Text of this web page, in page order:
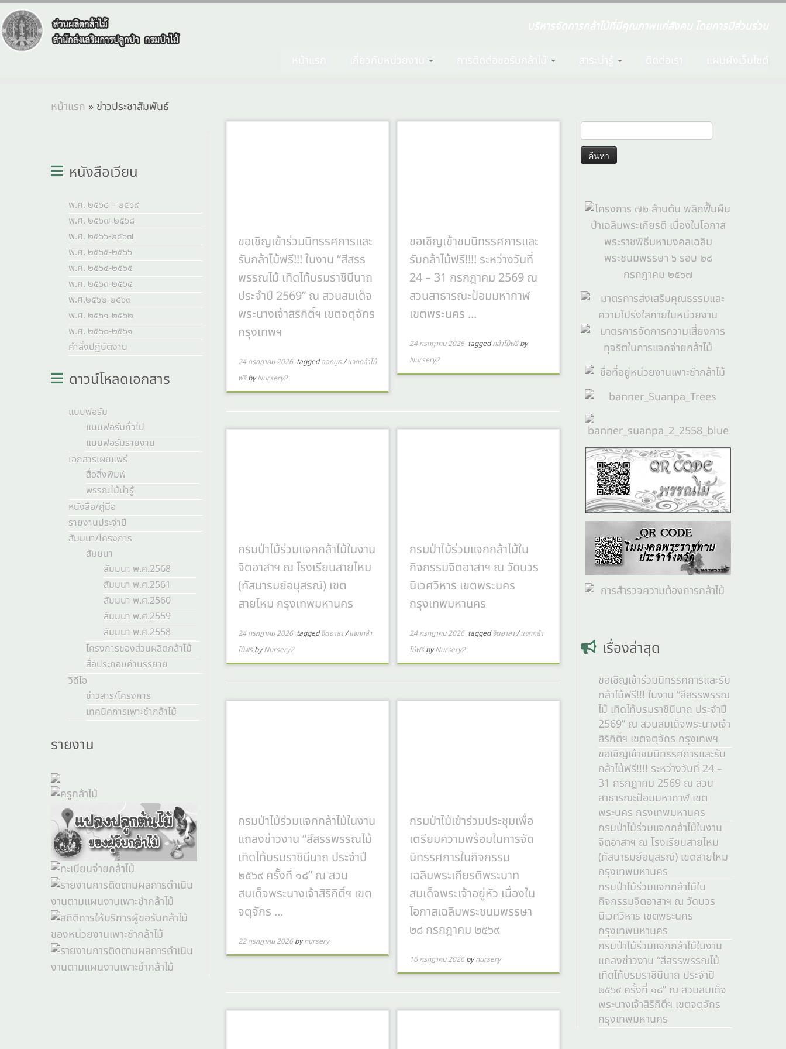
การติดต่อขอรับกล้าไม้ ติดต่อเรา แผนผังเว็บไซต์
หน้าแรก » ข่าวประชาสัมพันธ์
หนังสือเวียน
พ.ศ. ๒๕๖๘ – ๒๕๖๙
พ.ศ. ๒๕๖๗-๒๕๖๘
พ.ศ. ๒๕๖๖-๒๕๖๗
พ.ศ. ๒๕๖๕-๒๕๖๖
พ.ศ. ๒๕๖๔-๒๕๖๕
พ.ศ. ๒๕๖๓-๒๕๖๔
พ.ศ.๒๕๖๒-๒๕๖๓
พ.ศ. ๒๕๖๑-๒๕๖๒
พ.ศ. ๒๕๖๐-๒๕๖๑
คำสั่งปฏิบัติงาน
ดาวน์โหลดเอกสาร
แบบฟอร์ม
แบบฟอร์มทั่วไป
แบบฟอร์มรายงาน
เอกสารเผยแพร่
สื่อสิ่งพิมพ์
พรรณไม้น่ารู้
หนังสือ/คู่มือ
รายงานประจำปี
สัมมนา/โครงการ
สัมมนา
สัมมนา พ.ศ.2568
สัมมนา พ.ศ.2561
สัมมนา พ.ศ.2560
สัมมนา พ.ศ.2559
สัมมนา พ.ศ.2558
โครงการของส่วนผลิตกล้าไม้
สื่อประกอบคำบรรยาย
วิดีโอ
ข่าวสาร/โครงการ
เทคนิคการเพาะชำกล้าไม้
รายงาน
ขอเชิญเข้าร่วมนิทรรศการและ
รับกล้าไม้ฟรี!!! ในงาน “สีสรร
พรรณไม้ เทิดไท้บรมราชินีนาถ
ประจำปี 2569” ณ สวนสมเด็จ
พระนางเจ้าสิริกิติ์ฯ เขตจตุจักร
กรุงเทพฯ
24 กรกฎาคม 2026taggedออกบูธ/แจกกล้าไม้
ฟรีbyNursery2
ขอเชิญเข้าชมนิทรรศการและ
รับกล้าไม้ฟรี!!!! ระหว่างวันที่
24 – 31 กรกฎาคม 2569 ณ
สวนสาธารณะป้อมมหากาฬ
เขตพระนคร ...
24 กรกฎาคม 2026taggedกล้าไม้ฟรีby
Nursery2
กรมป่าไม้ร่วมแจกกล้าไม้ในงาน
จิตอาสาฯ ณ โรงเรียนสายไหม
(ทัสนารมย์อนุสรณ์) เขต
สายไหม กรุงเทพมหานคร
24 กรกฎาคม 2026taggedจิตอาสา/แจกกล้า
ไม้ฟรีbyNursery2
กรมป่าไม้ร่วมแจกกล้าไม้ใน
กิจกรรมจิตอาสาฯ ณ วัดบวร
นิเวศวิหาร เขตพระนคร
กรุงเทพมหานคร
24 กรกฎาคม 2026taggedจิตอาสา/แจกกล้า
ไม้ฟรีbyNursery2
กรมป่าไม้ร่วมแจกกล้าไม้ในงาน
แถลงข่าวงาน “สีสรรพรรณไม้
เทิดไท้บรมราชินีนาถ ประจำปี
๒๕๖๙ ครั้งที่ ๑๘” ณ สวน
สมเด็จพระนางเจ้าสิริกิติ์ฯ เขต
จตุจักร ...
22 กรกฎาคม 2026 bynursery
กรมป่าไม้เข้าร่วมประชุมเพื่อ
เตรียมความพร้อมในการจัด
นิทรรศการในกิจกรรม
เฉลิมพระเกียรติพระบาท
สมเด็จพระเจ้าอยู่หัว เนื่องใน
โอกาสเฉลิมพระชนมพรรษา
๒๘ กรกฎาคม ๒๕๖๙
16 กรกฎาคม 2026 bynursery
เรื่องล่าสุด
ขอเชิญเข้าร่วมนิทรรศการและรับ
กล้าไม้ฟรี!!! ในงาน “สีสรรพรรณ
ไม้ เทิดไท้บรมราชินีนาถ ประจำปี
2569” ณ สวนสมเด็จพระนางเจ้า
สิริกิติ์ฯ เขตจตุจักร กรุงเทพฯ
ขอเชิญเข้าชมนิทรรศการและรับ
กล้าไม้ฟรี!!!! ระหว่างวันที่ 24 –
31 กรกฎาคม 2569 ณ สวน
สาธารณะป้อมมหากาฬ เขต
พระนคร กรุงเทพมหานคร
กรมป่าไม้ร่วมแจกกล้าไม้ในงาน
จิตอาสาฯ ณ โรงเรียนสายไหม
(ทัสนารมย์อนุสรณ์) เขตสายไหม
กรุงเทพมหานคร
กรมป่าไม้ร่วมแจกกล้าไม้ใน
กิจกรรมจิตอาสาฯ ณ วัดบวร
นิเวศวิหาร เขตพระนคร
กรุงเทพมหานคร
กรมป่าไม้ร่วมแจกกล้าไม้ในงาน
แถลงข่าวงาน “สีสรรพรรณไม้
เทิดไท้บรมราชินีนาถ ประจำปี
๒๕๖๙ ครั้งที่ ๑๘” ณ สวนสมเด็จ
พระนางเจ้าสิริกิติ์ฯ เขตจตุจักร
กรุงเทพมหานคร